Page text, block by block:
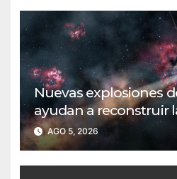
Nuevas explosiones
ayudan a reconstruir
universo temprano
AGO 5, 2026